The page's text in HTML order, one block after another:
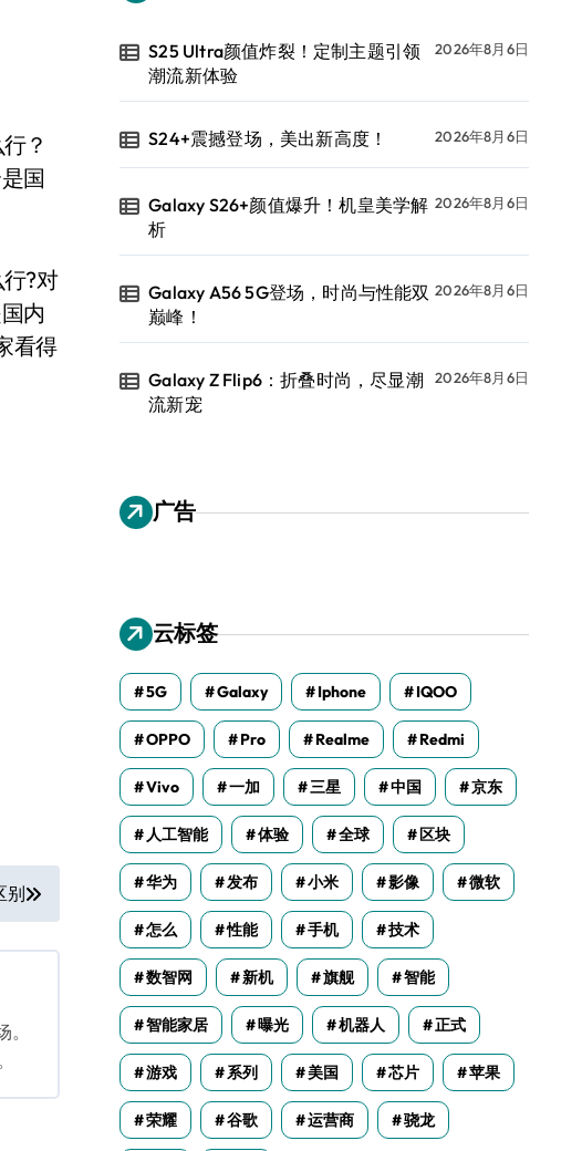
国
?对
内
看得
别
S25 Ultra颜值炸裂！定制主题引领
潮流新体验
2026年8月6日
S24+震撼登场，美出新高度！ 2026年8月6日
Galaxy S26+颜值爆升！机皇美学解
析
2026年8月6日
Galaxy A56 5G登场，时尚与性能双
巅峰！
2026年8月6日
Galaxy Z Flip6：折叠时尚，尽显潮
流新宠
2026年8月6日
广告
云标签
5G Galaxy Iphone IQOO
OPPO Pro Realme Redmi
Vivo 一加 三星 中国 京东
人工智能 体验 全球 区块
华为 发布 小米 影像 微软
怎么 性能 手机 技术
数智网 新机 旗舰 智能
智能家居 曝光 机器人 正式
游戏 系列 美国 芯片 苹果
荣耀 谷歌 运营商 骁龙